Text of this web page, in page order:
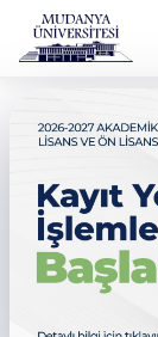
← Tüm duyurular